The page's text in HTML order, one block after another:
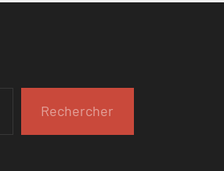
Rechercher